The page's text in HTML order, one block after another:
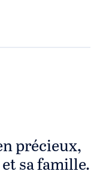
précieux,
sa famille.